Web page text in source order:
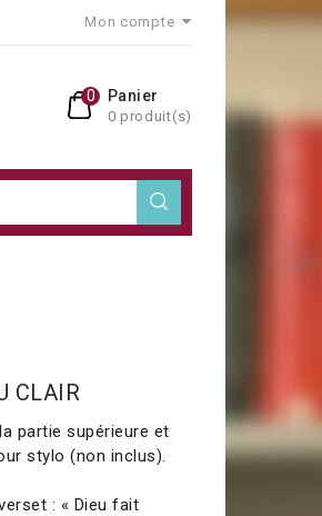
Mon compte
Panier
0 produit(s)
0
CLAIR
partie supérieure et
stylo (non inclus).
: « Dieu fait